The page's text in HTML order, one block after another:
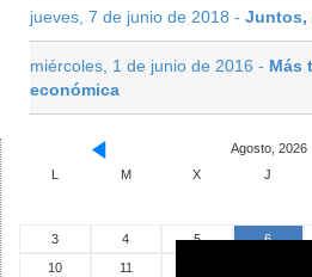
jueves, 7 de junio de 2018 - Juntos,
miércoles, 1 de junio de 2016 - Más
económica
Agosto, 2026
L
M X J
3
4 5 6
10
11